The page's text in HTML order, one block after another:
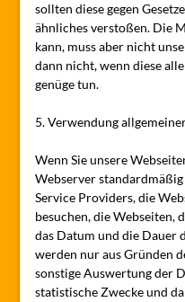
sollten diese gegen
ähnliches verstoßen. Die
kann, muss aber nicht
dann nicht, wenn diese
genüge tun.
5. Verwendung
Wenn Sie unsere
Webserver
Service Providers, die
besuchen, die Webseiten,
das Datum und die Dauer
werden nur aus Gründen
sonstige Auswertung der
statistische Zwecke und